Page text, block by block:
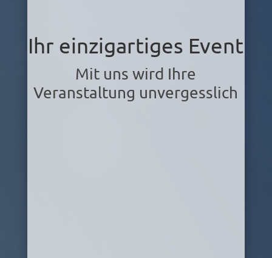
Ihr einzigartiges Event
Mit uns wird Ihre
Veranstaltung unvergesslich